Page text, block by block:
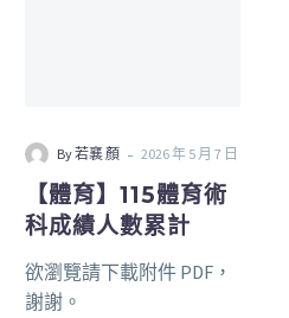
By 若襄 顏 - 2026 年 5 月 7 日
【體育】115體育術
科成績人數累計
欲瀏覽請下載附件 PDF，
謝謝。